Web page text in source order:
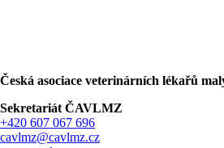
Česká asociace veterinárních lékařů
Sekretariát ČAVLMZ
+420 607 067 696
cavlmz@cavlmz.cz